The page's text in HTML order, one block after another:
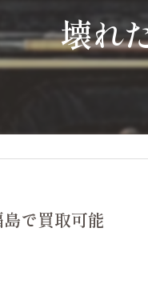
壊れ
で買取可能